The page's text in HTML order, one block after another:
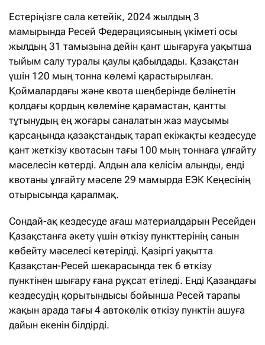
Естеріңізге сала кетейік, 2024 жылдың 3
мамырында Ресей Федерациясының үкіметі осы
жылдың 31 тамызына дейін қант шығаруға уақытша
тыйым салу туралы қаулы қабылдады. Қазақстан
үшін 120 мың тонна көлемі қарастырылған.
Қоймалардағы және квота шеңберінде бөлінетін
қолдағы қордың көлеміне қарамастан, қантты
тұтынудың ең жоғары саналатын жаз маусымы
қарсаңында қазақстандық тарап екіжақты кездесуде
қант жеткізу квотасын тағы 100 мың тоннаға ұлғайту
мәселесін көтерді. Алдын ала келісім алынды, енді
квотаны ұлғайту мәселе 29 мамырда ЕЭК Кеңесінің
отырысында қаралмақ.
Сондай-ақ кездесуде ағаш материалдарын Ресейден
Қазақстанға әкету үшін өткізу пункттерінің санын
көбейту мәселесі көтерілді. Қазіргі уақытта
Қазақстан-Ресей шекарасында тек 6 өткізу
пунктінен шығару ғана рұқсат етіледі. Енді Қазандағы
кездесудің қорытындысы бойынша Ресей тарапы
жақын арада тағы 4 автокөлік өткізу пунктін ашуға
дайын екенін білдірді.